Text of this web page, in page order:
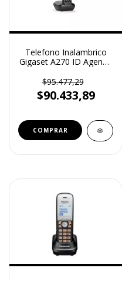
Telefono Inalambrico
Gigaset A270 ID Agenda
$95.477,29
$90.433,89